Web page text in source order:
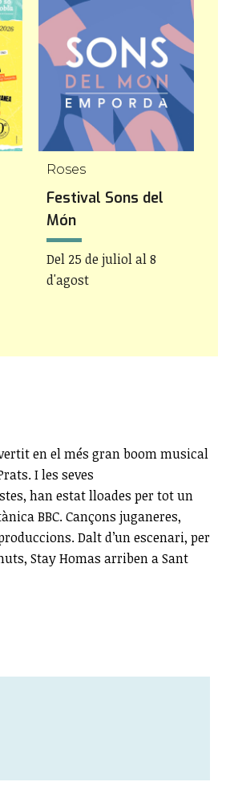
Roses
Festival Sons del
Món
Del 25 de juliol al 8
d'agost
en el més gran boom musical
I les seves
han estat lloades per tot un
BBC. Cançons juganeres,
Dalt d’un escenari, per
Stay Homas arriben a Sant